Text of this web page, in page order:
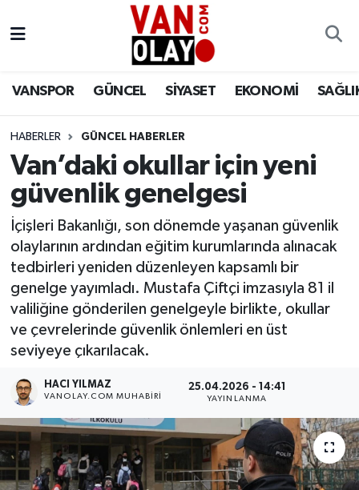
VANSPOR GÜNCEL SİYASET EKONOMİ
HABERLER GÜNCEL HABERLER
Van’daki okullar için yeni
güvenlik genelgesi
İçişleri Bakanlığı, son dönemde yaşanan güvenlik
olaylarının ardından eğitim kurumlarında alınacak
tedbirleri yeniden düzenleyen kapsamlı bir
genelge yayımladı. Mustafa Çiftçi imzasıyla 81 il
valiliğine gönderilen genelgeyle birlikte, okullar
ve çevrelerinde güvenlik önlemleri en üst
seviyeye çıkarılacak.
HACI YILMAZ
VANOLAY.COM MUHABIRI
25.04.2026 - 14:41
YAYINLANMA
Siyaset
Ekonomi
Sağlık
Eğitim
Bilim & Teknoloji
Dünya
RESMİ İLANLAR
Van Nöbetçi Eczaneler
Van Namaz Vakitleri
Van Trafik Yoğunluk Haritası
Süper Lig Puan Durumu ve Fikstür
Tüm Manşetler
Son Dakika Haberleri
Haber Arşivi